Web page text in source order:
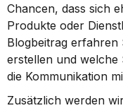
Chancen, dass sich
Produkte oder
Blogbeitrag erfahren
erstellen und
die Kommunikation
Zusätzlich werden